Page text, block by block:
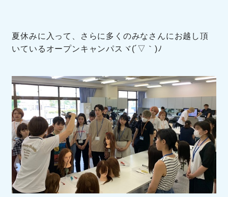
TOHOブログ
夏休みに入って、さらに多くのみなさんにお越し頂
いているオープンキャンパスヾ(´▽｀)ﾉ